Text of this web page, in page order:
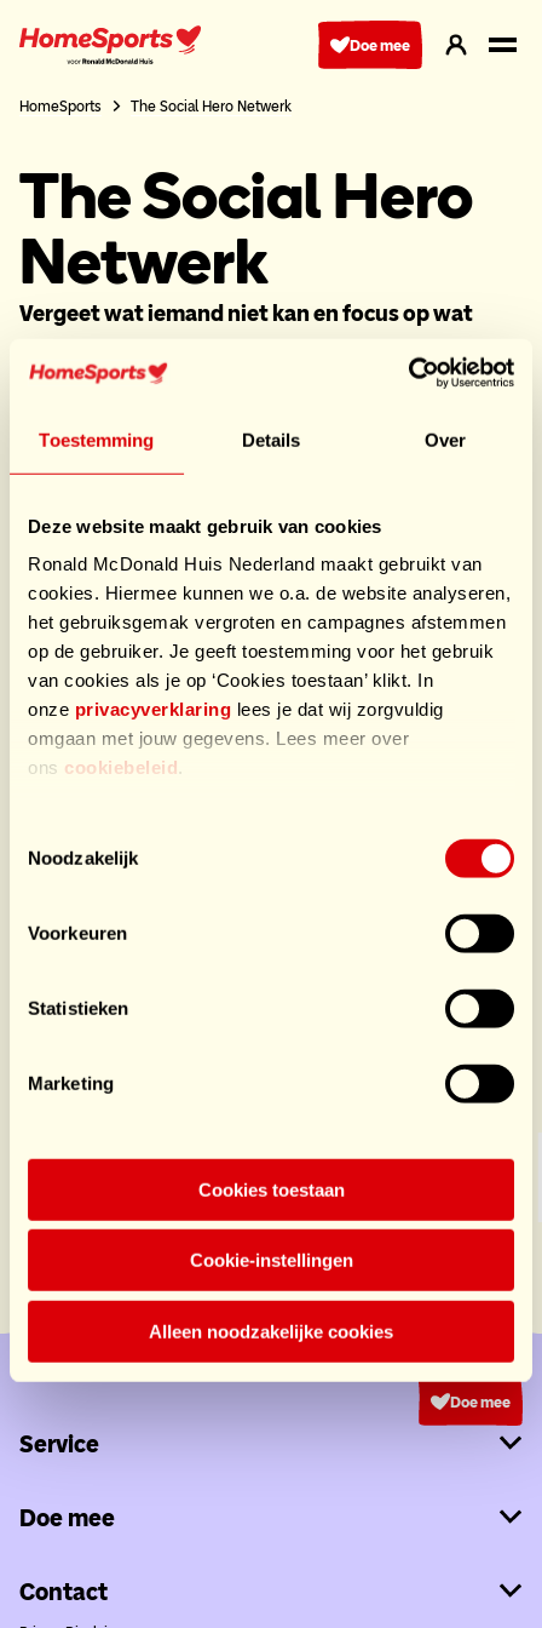
Toestemming Details Over
Deze website maakt gebruik van cookies
Ronald McDonald Huis Nederland maakt gebruikt van
cookies. Hiermee kunnen we o.a. de website analyseren,
het gebruiksgemak vergroten en campagnes afstemmen
op de gebruiker. Je geeft toestemming voor het gebruik
van cookies als je op ‘Cookies toestaan’ klikt. In
onze privacyverklaring lees je dat wij zorgvuldig
omgaan met jouw gegevens. Lees meer over
ons cookiebeleid.
Noodzakelijk
Voorkeuren
Statistieken
Marketing
Cookies toestaan
Cookie-instellingen
Alleen noodzakelijke cookies
naar
hoofdnavigatie
Doe mee
HomeSports The Social Hero Netwerk
The Social Hero
Netwerk
Vergeet wat iemand niet kan en focus op wat
Heroes. Dit zijn cliënten van verschillende
dagbestedingen die van koken houden. Wij
verzorgen als Social Hero Network alle overige
zaken zoals de organisatie, (menu)planning,
transport naar locatie en uitgifte op locatie. Op
deze manier kunnen mensen met een afstand tot
de arbeidsmarkt toch een waardevolle bijdrage
leveren aan een echte catering klus. Dat is werk
waar iedereen trots op is.
Social Hero Network verzorgt op checkpoint 2 en 3 de
warme maaltijden voor de sporters. Dit doen zij tegen
een heel mooi gereduceerd tarief waardoor wij
is gesponsord en zij nemen ook disposables mee.
Sponsors HomeSports
Doe mee
Contact
Service
Doe mee